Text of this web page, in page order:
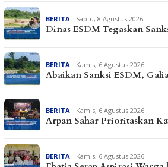
BERITA Sabtu, 8 Agustus 2026
Dinas ESDM Tegaskan
BERITA Kamis, 6 Agustus 2026
Abaikan Sanksi ESDM,
BERITA Kamis, 6 Agustus 2026
Arpan Sahar Prioritaskan
BERITA Kamis, 6 Agustus 2026